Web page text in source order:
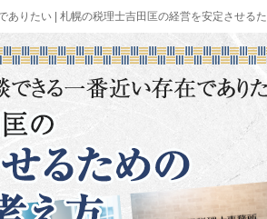
ありたい | 札幌の税理士吉田匡の経営を安定させる